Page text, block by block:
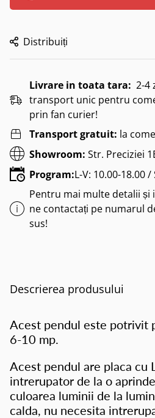
Distribuiți
Livrare in toata tara: 2-4
transport unic pentru
prin fan curier!
Transport gratuit: la
Showroom: Str. Preciziei
Program:L-V: 10.00-18.00
Pentru mai multe detalii și
ne contactați pe numarul
sus!
Descrierea produsului
Acest pendul este potrivit
6-10 mp.
Acest pendul are placa cu
intrerupator de la o
culoarea luminii de la
calda, nu necesita